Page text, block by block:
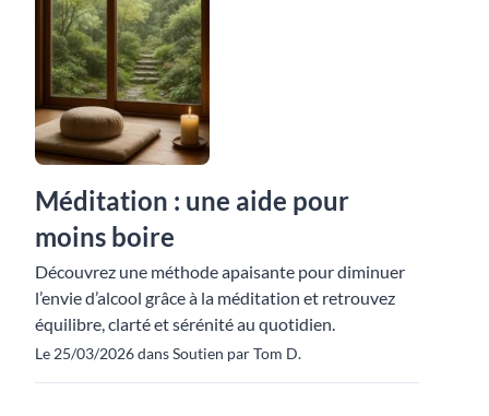
Méditation : une aide pour
moins boire
Découvrez une méthode apaisante pour diminuer
l’envie d’alcool grâce à la méditation et retrouvez
équilibre, clarté et sérénité au quotidien.
Le 25/03/2026 dans Soutien par Tom D.